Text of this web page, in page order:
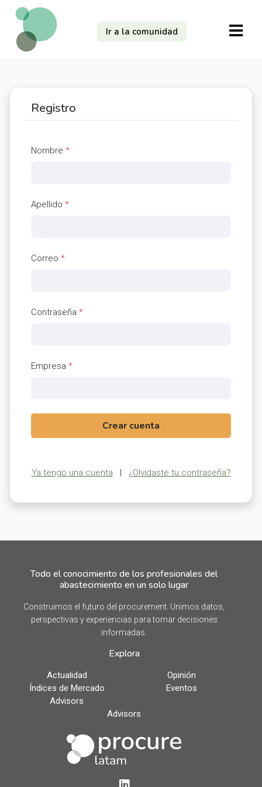
Ir a la comunidad
Registro
Nombre *
Apellido *
Correo *
Contraseña *
Empresa *
Crear cuenta
Ya tengo una cuenta | ¿Olvidaste tu contraseña?
Todo el conocimiento de los profesionales del
abastecimiento en un solo lugar
Construimos el futuro del procurement. Unimos datos,
perspectivas y experiencias para tomar decisiones
informadas.
Explora
Actualidad
Opinión
Índices de Mercado
Eventos
Advisors
Advisors
LinkedIn